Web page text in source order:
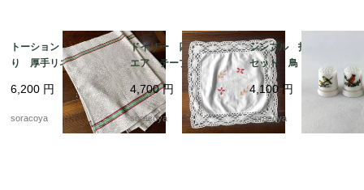
トーション バスク織
り 厚手リネン キッ
チンクロス 天然素
材 麻 テーブルマッ
ト 生成りベージュ 1
6,200 円
soracoya
ドイリー 四角 スク
エア テーブルマッ
ト 花刺繍 12CLda1
9-４
4,700円
soracoya
シンブル 指ぬき 3個
セット 鳥 小鳥 裁縫
道具 12otef2-8
4,100円
soracoya